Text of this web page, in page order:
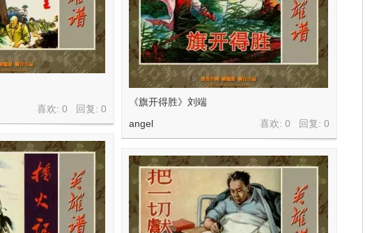
喜欢: 0 回复:0
《旗开得胜》刘端
喜欢: 0 回复:0
angel